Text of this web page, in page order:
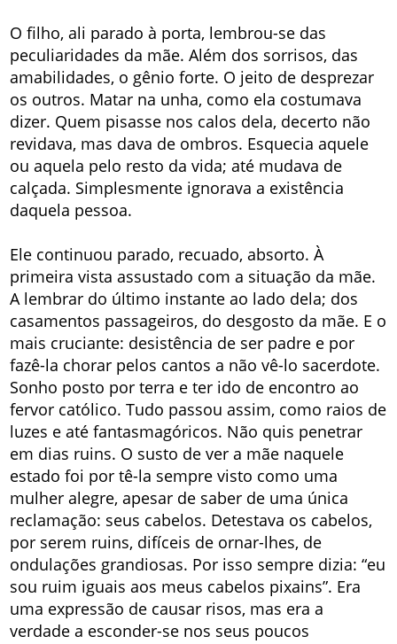
O filho, ali parado à porta, lembrou-se das
peculiaridades da mãe. Além dos sorrisos, das
amabilidades, o gênio forte. O jeito de desprezar
os outros. Matar na unha, como ela costumava
dizer. Quem pisasse nos calos dela, decerto não
revidava, mas dava de ombros. Esquecia aquele
ou aquela pelo resto da vida; até mudava de
calçada. Simplesmente ignorava a existência
daquela pessoa.
Ele continuou parado, recuado, absorto. À
primeira vista assustado com a situação da mãe.
A lembrar do último instante ao lado dela; dos
casamentos passageiros, do desgosto da mãe. E o
mais cruciante: desistência de ser padre e por
fazê-la chorar pelos cantos a não vê-lo sacerdote.
Sonho posto por terra e ter ido de encontro ao
fervor católico. Tudo passou assim, como raios de
luzes e até fantasmagóricos. Não quis penetrar
em dias ruins. O susto de ver a mãe naquele
estado foi por tê-la sempre visto como uma
mulher alegre, apesar de saber de uma única
reclamação: seus cabelos. Detestava os cabelos,
por serem ruins, difíceis de ornar-lhes, de
ondulações grandiosas. Por isso sempre dizia: “eu
sou ruim iguais aos meus cabelos pixains”. Era
uma expressão de causar risos, mas era a
verdade a esconder-se nos seus poucos